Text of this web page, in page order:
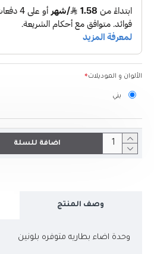
الألوان و الموديلات
بني
اضافة للسلة
وصف المنتج
وحدة اضاء بطاريه متوفره بلونين